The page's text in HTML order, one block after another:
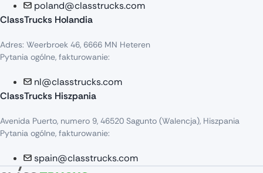
poland@classtrucks.com
ClassTrucks Holandia
Adres: Weerbroek 46, 6666 MN Heteren
Pytania ogólne, fakturowanie:
nl@classtrucks.com
ClassTrucks Hiszpania
Avenida Puerto, numero 9, 46520 Sagunto (Walencja), Hiszpania
Pytania ogólne, fakturowanie:
spain@classtrucks.com